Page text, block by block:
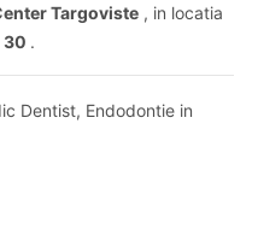
Targoviste , in locatia
30 .
Dentist, Endodontie in